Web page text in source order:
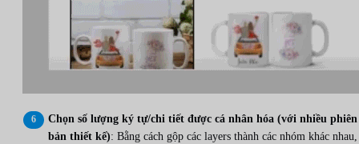
Chọn số lượng ký tự/chi tiết được cá nhân hóa (với nhiều phiên
bản thiết kế): Bằng cách gộp các layers thành các nhóm khác nhau,